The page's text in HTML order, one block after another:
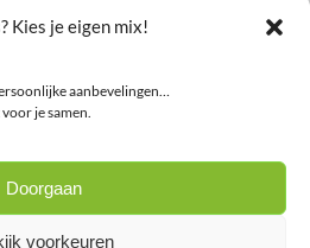
Kies je eigen mix!
aanbevelingen…
je samen.
Doorgaan
voorkeuren